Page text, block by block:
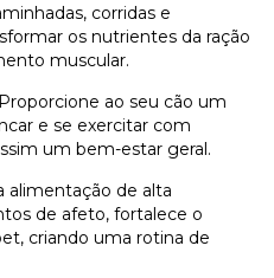
corridas e
os nutrientes da ração
muscular.
Proporcione ao seu cão um
e se exercitar com
um bem-estar geral.
alimentação de alta
de afeto, fortalece o
criando uma rotina de